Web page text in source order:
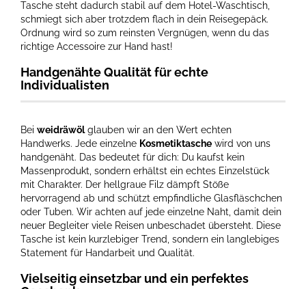
Tasche steht dadurch stabil auf dem Hotel-Waschtisch,
schmiegt sich aber trotzdem flach in dein Reisegepäck.
Ordnung wird so zum reinsten Vergnügen, wenn du das
richtige Accessoire zur Hand hast!
Handgenähte Qualität für echte
Individualisten
Bei weidräwölglauben wir an den Wert echten
Handwerks. Jede einzelne Kosmetiktasche wird von uns
handgenäht. Das bedeutet für dich: Du kaufst kein
Massenprodukt, sondern erhältst ein echtes Einzelstück
mit Charakter. Der hellgraue Filz dämpft Stöße
hervorragend ab und schützt empfindliche Glasfläschchen
oder Tuben. Wir achten auf jede einzelne Naht, damit dein
neuer Begleiter viele Reisen unbeschadet übersteht. Diese
Tasche ist kein kurzlebiger Trend, sondern ein langlebiges
Statement für Handarbeit und Qualität.
Vielseitig einsetzbar und ein perfektes